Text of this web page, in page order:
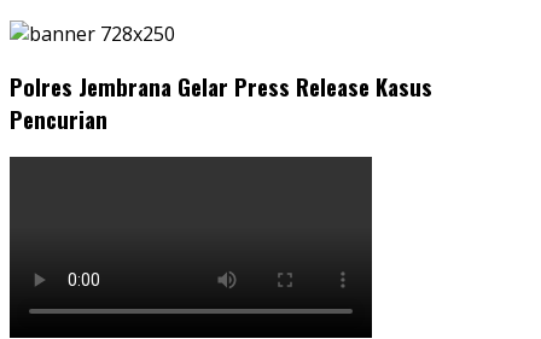
Polres Jembrana Gelar Press Release Kasus
Pencurian